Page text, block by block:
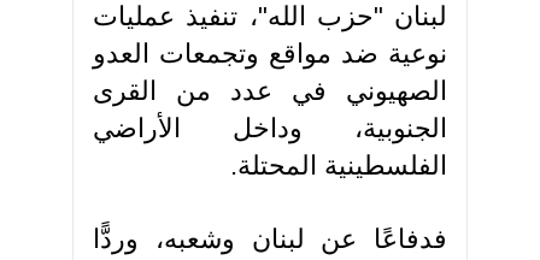
لبنان "حزب الله"، تنفيذ عمليات
نوعية ضد مواقع وتجمعات العدو
الصهيوني في عدد من القرى
الجنوبية، وداخل الأراضي
الفلسطينية المحتلة.
فدفاعًا عن لبنان وشعبه، وردًّا